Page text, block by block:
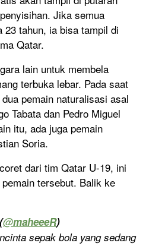
Jika semua
23 tahun, ia bisa tampil di
Qatar.
lain untuk membela
terbuka lebar. Pada saat
pemain naturalisasi asal
Tabata dan Pedro Miguel
itu, ada juga pemain
Soria.
dari tim Qatar U-19, ini
tersebut. Balik ke
@maheeeR)
sepak bola yang sedang